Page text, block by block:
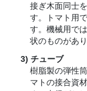
接ぎ木面同士
す。トマト用
す。機械用で
状のものがあり
チューブ
樹脂製の弾性
マトの接合資